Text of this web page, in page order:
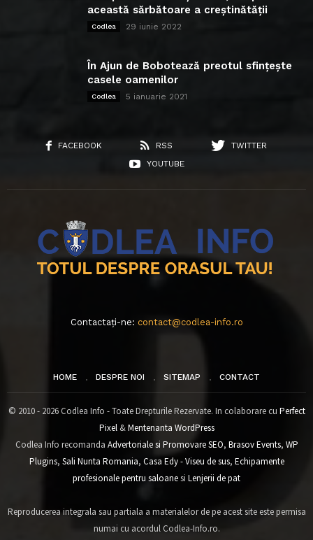
această sărbătoare a creștinătății
Codlea 29 iunie 2022
În Ajun de Bobotează preotul sfințește
casele oamenilor
Codlea 5 ianuarie 2021
FACEBOOK RSS
TWITTER
YOUTUBE
Contactați-ne: contact@codlea-info.ro
HOME DESPRE NOI SITEMAP CONTACT
© 2010 - 2026 Codlea Info - Toate Drepturile Rezervate. In colaborare cu Perfect
Pixel&Mentenanta WordPress
Codlea Info recomanda Advertoriale si Promovare SEO, Brasov Events, WP
Plugins, Sali Nunta Romania, Casa Edy - Viseu de sus, Echipamente
profesionale pentru saloanesi Lenjerii de pat
Reproducerea integrala sau partiala a materialelor de pe acest site este permisa
numai cu acordul Codlea-Info.ro.